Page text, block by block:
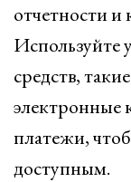
отчетности
Используйте
средств,
электронные
платежи,
доступным.